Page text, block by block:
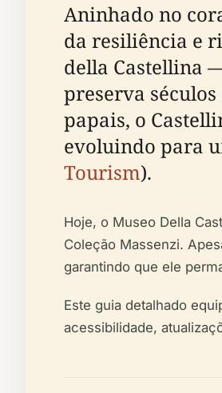
Aninhado no
da resiliência e
della Castellina
preserva
papais, o
evoluindo para
Tourism).
Hoje, o Museo Della
Coleção Massenzi.
garantindo que ele
Este guia detalhado
acessibilidade,